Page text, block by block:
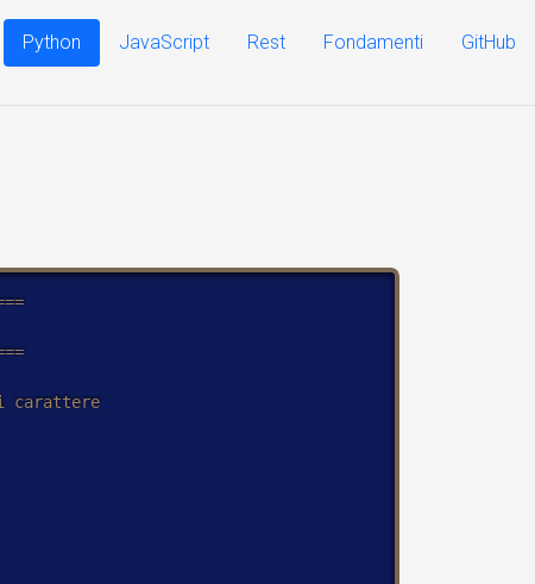
Python JavaScript Rest Fondamenti GitHub
# ============================================================
# ============================================================
# Mostrare che le stringhe sono sequenze di caratteri e ogni carattere